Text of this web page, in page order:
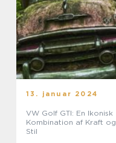
13. januar 2024
VW Golf GTI: En Ikonisk
Kombination af Kraft og
Stil